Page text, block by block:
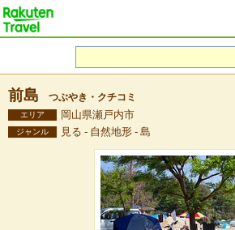
前島 つぶやき・クチコミ
エリア 岡山県瀬戸内市
ジャンル 見る - 自然地形 - 島